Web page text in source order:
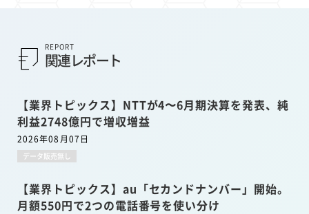
REPORT
関連レポート
【業界トピックス】NTTが4〜6月期決算を発表、純
利益2748億円で増収増益
2026年08月07日
データ販売無し
【業界トピックス】au「セカンドナンバー」開始。
月額550円で2つの電話番号を使い分け